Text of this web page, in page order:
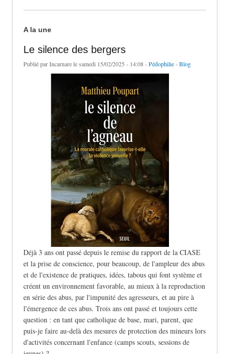
A la une
Le silence des bergers
Publié parIncarnarele samedi 15/02/2025 - 14:08 -Pédophilie-Blog
Déjà 3 ans ont passé depuis le remise du rapport de la CIASE
et la prise de conscience, pour beaucoup, de l'ampleur des abus
et de l'existence de pratiques, idées, tabous qui font système et
créent un environnement favorable, au mieux à la reproduction
en série des abus, par l'impunité des agresseurs, et au pire à
l'émergence de ces abus. Trois ans ont passé et toujours cette
question : en tant que catholique de base, mari, parent, que
puis-je faire au-delà des mesures de protection des mineurs lors
d'activités concernant l'enfance (camps scouts, sessions de